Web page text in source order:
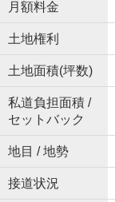
月額料金
土地権利
土地面積(坪数)
私道負担面積 /
セットバック
地目 / 地勢
接道状況